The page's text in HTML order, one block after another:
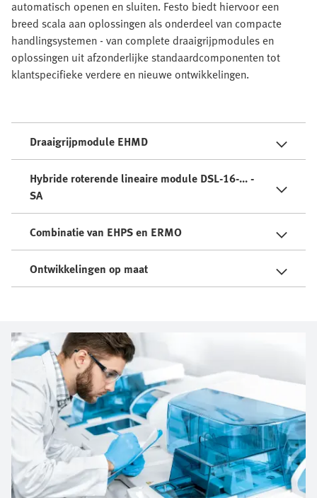
automatisch openen en sluiten. Festo biedt hiervoor een
breed scala aan oplossingen als onderdeel van compacte
handlingsystemen - van complete draaigrijpmodules en
oplossingen uit afzonderlijke standaardcomponenten tot
klantspecifieke verdere en nieuwe ontwikkelingen.
Draaigrijpmodule EHMD
Hybride roterende lineaire module DSL-16-... -
SA
Combinatie van EHPS en ERMO
Ontwikkelingen op maat